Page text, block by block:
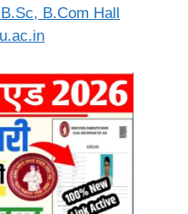
B.Com Hall